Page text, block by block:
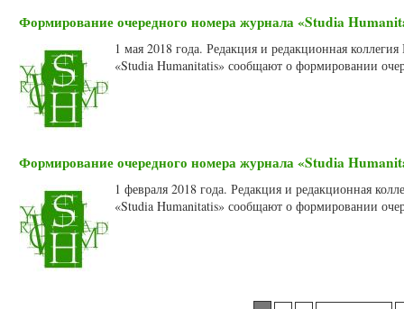
Формирование очередного номера журнала «Studia
1 мая 2018 года. Редакция и редакционная
«Studia Humanitatis» сообщают о формировании
Формирование очередного номера журнала «Studia
1 февраля 2018 года. Редакция и редакционная
«Studia Humanitatis» сообщают о формировании